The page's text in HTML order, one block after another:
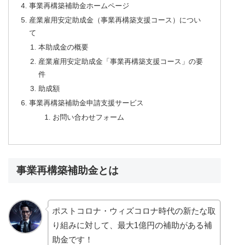
事業再構築補助金ホームページ
産業雇用安定助成金（事業再構築支援コース）につい
て
本助成金の概要
産業雇用安定助成金「事業再構築支援コース」の要
件
助成額
事業再構築補助金申請支援サービス
お問い合わせフォーム
事業再構築補助金とは
ポストコロナ・ウィズコロナ時代の新たな取
り組みに対して、最大1億円の補助がある補
助金です！